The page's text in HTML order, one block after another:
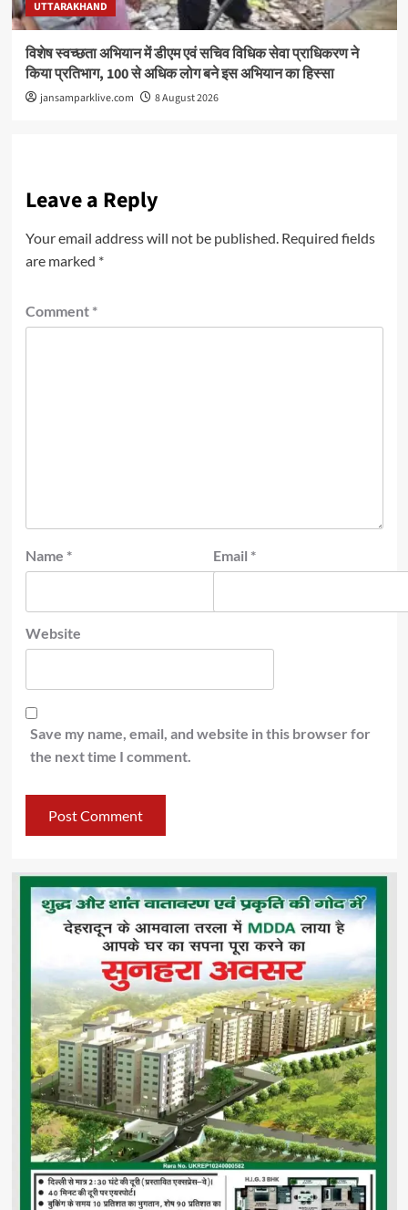
UTTARAKHAND
विशेष स्वच्छता अभियान में डीएम एवं सचिव विधिक सेवा प्राधिकरण ने
किया प्रतिभाग, 100 से अधिक लोग बने इस अभियान का हिस्सा
jansamparklive.com 8 August 2026
Leave a Reply
Your email address will not be published. Required fields
are marked *
Comment *
Name * Email *
Website
Save my name, email, and website in this browser for
the next time I comment.